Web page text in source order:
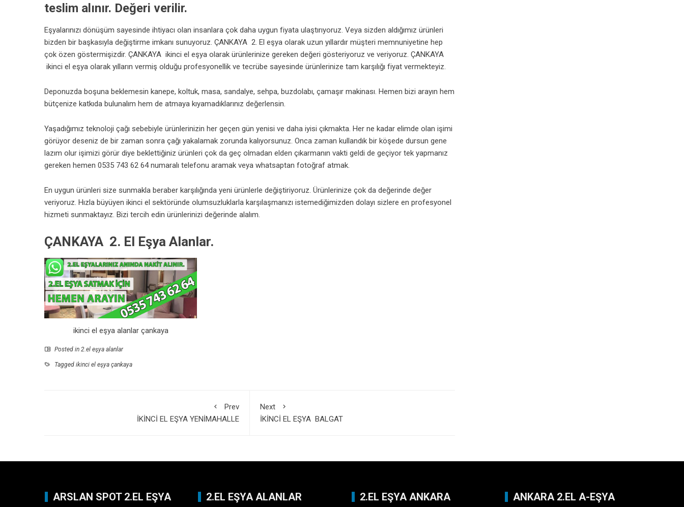
teslim alınır. Değeri verilir.
Eşyalarınızı dönüşüm sayesinde ihtiyacı olan insanlara çok daha uygun fiyata ulaştırıyoruz. Veya sizden aldığımız ürünleri
bizden bir başkasıyla değiştirme imkanı sunuyoruz. ÇANKAYA 2. El eşya olarak uzun yıllardır müşteri memnuniyetine hep
çok özen göstermişizdir. ÇANKAYA ikinci el eşya olarak ürünlerinize gereken değeri gösteriyoruz ve veriyoruz. ÇANKAYA
ikinci el eşya olarak yılların vermiş olduğu profesyonellik ve tecrübe sayesinde ürünlerinize tam karşılığı fiyat vermekteyiz.
Deponuzda boşuna beklemesin kanepe, koltuk, masa, sandalye, sehpa, buzdolabı, çamaşır makinası. Hemen bizi arayın hem
bütçenize katkıda bulunalım hem de atmaya kıyamadıklarınız değerlensin.
Yaşadığımız teknoloji çağı sebebiyle ürünlerinizin her geçen gün yenisi ve daha iyisi çıkmakta. Her ne kadar elimde olan işimi
görüyor deseniz de bir zaman sonra çağı yakalamak zorunda kalıyorsunuz. Onca zaman kullandık bir köşede dursun gene
lazım olur işimizi görür diye beklettiğiniz ürünleri çok da geç olmadan elden çıkarmanın vakti geldi de geçiyor tek yapmanız
gereken hemen 0535 743 62 64 numaralı telefonu aramak veya whatsaptan fotoğraf atmak.
En uygun ürünleri size sunmakla beraber karşılığında yeni ürünlerle değiştiriyoruz. Ürünlerinize çok da değerinde değer
veriyoruz. Hızla büyüyen ikinci el sektöründe olumsuzluklarla karşılaşmanızı istemediğimizden dolayı sizlere en profesyonel
hizmeti sunmaktayız. Bizi tercih edin ürünlerinizi değerinde alalım.
ÇANKAYA 2. El Eşya Alanlar.
ikinci el eşya alanlar çankaya
Posted in 2.el eşya alanlar
Tagged ikinci el eşya çankaya
Prev
İKİNCİ EL EŞYA YENİMAHALLE
Next
İKİNCİ EL EŞYA BALGAT
ARSLAN SPOT 2.EL EŞYA 2.EL EŞYA ALANLAR 2.EL EŞYA ANKARA ANKARA 2.EL A-EŞYA